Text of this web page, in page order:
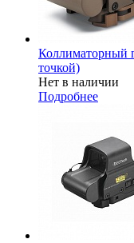
Коллиматорный
точкой)
Нет в наличии
Подробнее